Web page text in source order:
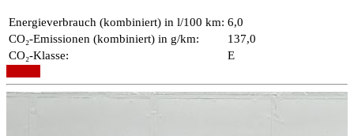
Energieverbrauch (kombiniert) in l/100 km: 6,0
CO₂-Emissionen (kombiniert) in g/km:
137,0
CO₂-Klasse:
E